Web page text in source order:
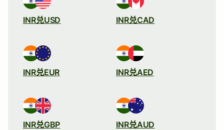
INR兑USD INR兑CAD
INR兑EUR INR兑AED
INR兑GBP INR兑AUD